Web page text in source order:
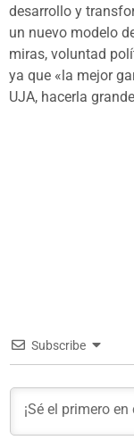
desarrollo y
un nuevo modelo
miras, voluntad
ya que «la mejor
UJA, hacerla
Subscribe